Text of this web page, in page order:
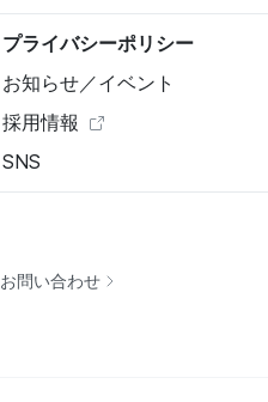
プライバシーポリシー
お知らせ／イベント
採用情報
SNS
お問い合わせ